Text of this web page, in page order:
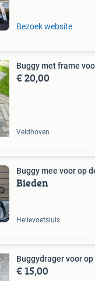
Bezoek website
Buggy met frame
€ 20,00
Veldhoven
Buggy mee voor op
Bieden
Hellevoetsluis
Buggydrager voor
€ 15,00